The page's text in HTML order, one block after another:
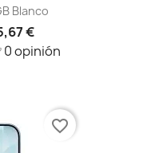
Blanco
€
0 opinión
favorite_border